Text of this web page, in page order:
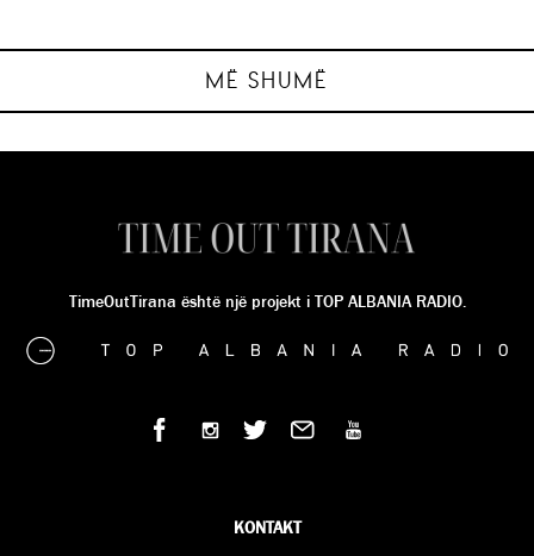
MË SHUMË
SINDI METUSHI
SINDI METUSHI
SINDI METUSHI
SINDI METUSHI
TimeOutTirana është një projekt i TOP ALBANIA RADIO.
KONTAKT